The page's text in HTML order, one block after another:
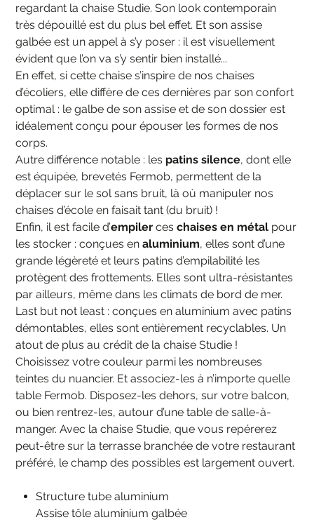
regardant la chaise Studie. Son look contemporain
très dépouillé est du plus bel effet. Et son assise
galbée est un appel à s’y poser : il est visuellement
évident que l’on va s’y sentir bien installé...
En effet, si cette chaise s’inspire de nos chaises
d’écoliers, elle diffère de ces dernières par son confort
optimal : le galbe de son assise et de son dossier est
idéalement conçu pour épouser les formes de nos
corps.
Autre différence notable : les patins silence, dont elle
est équipée, brevetés Fermob, permettent de la
déplacer sur le sol sans bruit, là où manipuler nos
chaises d’école en faisait tant (du bruit) !
Enfin, il est facile d’empiler ceschaises en métal pour
les stocker : conçues enaluminium, elles sont d’une
grande légèreté et leurs patins d’empilabilité les
protègent des frottements. Elles sont ultra-résistantes
par ailleurs, même dans les climats de bord de mer.
Last but not least : conçues en aluminium avec patins
démontables, elles sont entièrement recyclables. Un
atout de plus au crédit de la chaise Studie !
Choisissez votre couleur parmi les nombreuses
teintes du nuancier. Et associez-les à n’importe quelle
table Fermob. Disposez-les dehors, sur votre balcon,
ou bien rentrez-les, autour d’une table de salle-à-
manger. Avec la chaise Studie, que vous repérerez
peut-être sur la terrasse branchée de votre restaurant
préféré, le champ des possibles est largement ouvert.
Structure tube aluminium
Assise tôle aluminium galbée